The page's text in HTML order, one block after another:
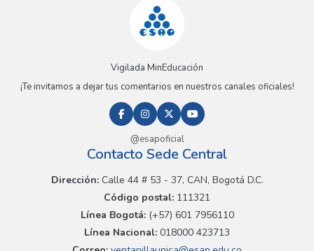
Vigilada MinEducación
¡Te invitamos a dejar tus comentarios en nuestros canales oficiales!
@esapoficial
Contacto Sede Central
Dirección:Calle 44 # 53 - 37, CAN, Bogotá D.C.
Código postal: 111321
Línea Bogotá:(+57) 601 7956110
Línea Nacional: 018000 423713